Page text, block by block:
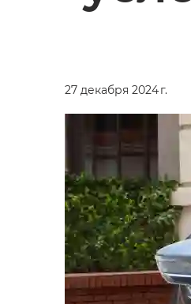
27 декабря 2024 г.